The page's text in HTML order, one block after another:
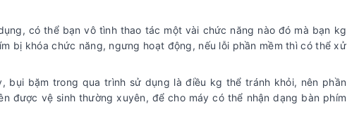
có thể bạn vô tình thao tác một vài chức năng nào đó mà bạn kg
bị khóa chức năng, ngưng hoạt động, nếu lỗi phần mềm thì có thể xử
bụi bặm trong qua trình sử dụng là điều kg thể tránh khỏi, nên phần
được vệ sinh thường xuyên, để cho máy có thể nhận dạng bàn phím